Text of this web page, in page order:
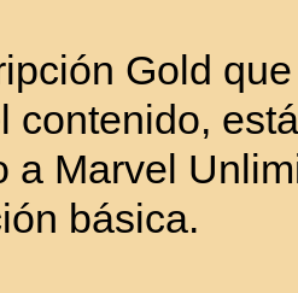
Gold
contenido,
a Marvel
básica.